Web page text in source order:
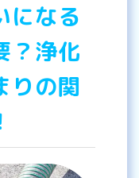
になる
？浄化
りの関